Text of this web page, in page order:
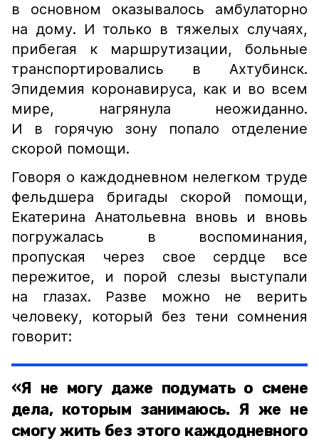
в основном оказывалось амбулаторно
на дому. И только в тяжелых случаях,
прибегая к маршрутизации, больные
транспортировались в Ахтубинск.
Эпидемия коронавируса, как и во всем
мире, нагрянула неожиданно.
И в горячую зону попало отделение
скорой помощи.
Говоря о каждодневном нелегком труде
фельдшера бригады скорой помощи,
Екатерина Анатольевна вновь и вновь
погружалась в воспоминания,
пропуская через свое сердце все
пережитое, и порой слезы выступали
на глазах. Разве можно не верить
человеку, который без тени сомнения
говорит:
«Я не могу даже подумать о смене
дела, которым занимаюсь. Я же не
смогу жить без этого каждодневного